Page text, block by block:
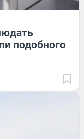
подобного